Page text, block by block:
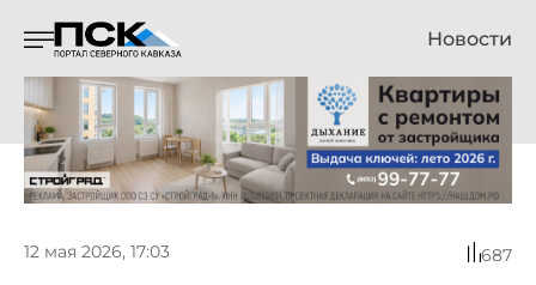
Новости
12 мая 2026, 17:03 687